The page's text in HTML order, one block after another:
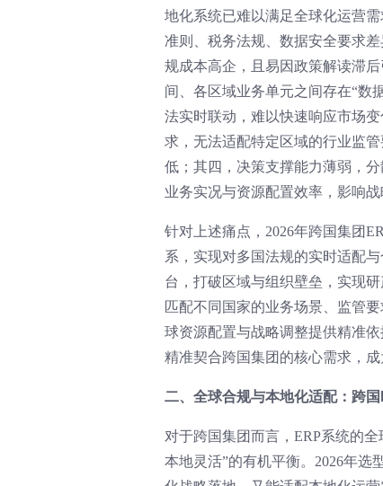
地化系统已难以满足全球化运营
准则、税务法规、数据安全要求
规成本高企，且易因政策解读滞
间、各区域业务单元之间存在“数
法实时联动，难以快速响应市场
求，无法适配特定区域的行业监
低；其四，决策支撑能力薄弱，
业务实况与资源配置效率，影响战
针对上述痛点，2026年跨国集团
系，实现对多国法规的实时适配
台，打破区域与组织壁垒，实现
匹配不同国家的业务场景、监管
球资源配置与战略调整提供精准
精准契合跨国集团的核心需求，
二、全球合规与本地化适配：跨
对于跨国集团而言，ERP系统的
本地灵活”的有机平衡。2026年选